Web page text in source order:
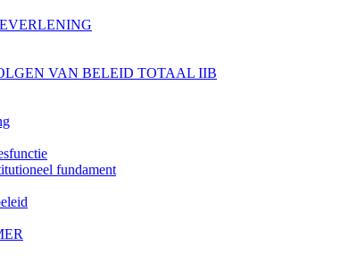
VAN BELEID TOTAAL IIB
fundament